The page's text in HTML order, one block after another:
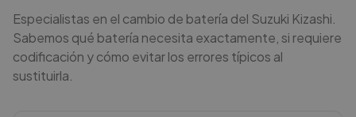
Especialistas en el cambio de batería del Suzuki Kizashi.
Sabemos qué batería necesita exactamente, si requiere
codificación y cómo evitar los errores típicos al
sustituirla.